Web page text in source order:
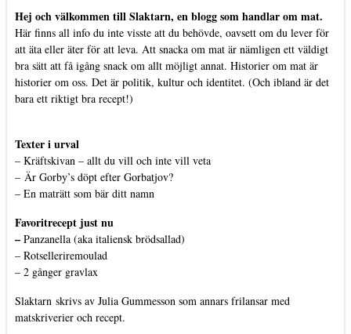
Hej och välkommen till Slaktarn, en blogg som handlar om mat.
Här finns all info du inte visste att du behövde, oavsett om du lever för
att äta eller äter för att leva. Att snacka om mat är nämligen ett väldigt
bra sätt att få igång snack om allt möjligt annat. Historier om mat är
historier om oss. Det är politik, kultur och identitet. (Och ibland är det
bara ett riktigt bra recept!)
Texter i urval
– Kräftskivan – allt du vill och inte vill veta
– Är Gorby’s döpt efter Gorbatjov?
– En maträtt som bär ditt namn
Favoritrecept just nu
– Panzanella (aka italiensk brödsallad)
– Rotselleriremoulad
– 2 gånger gravlax
Slaktarn skrivs av Julia Gummesson som annars frilansar med
matskriverier och recept.